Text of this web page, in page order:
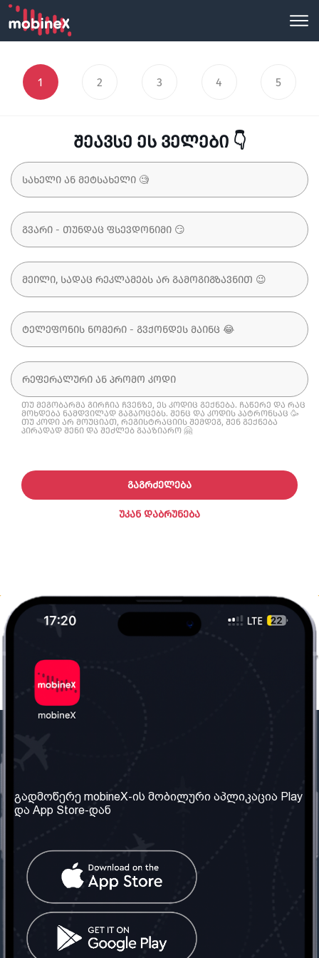
1 2 3 4 5
შეავსე ეს ველები 👇
თუ მეგობარმა გირჩია ჩვენზე, ეს კოდიც გექნება. ჩაწერე და რაც
მოხდება ნამდვილად გაგაოცებს. შენც და კოდის პატრონსაც 🥳
თუ კოდი არ მოუციათ, რეგისტრაციის შემდეგ, შენ გექნება
პირადად შენი და შეძლებ გააზიარო 🤗
ᲣᲙᲐᲜ ᲓᲐᲑᲠᲣᲜᲔᲑᲐ
ᲒᲐᲒᲠᲫᲔᲚᲔᲑᲐ
ჩვენ შესახებ
ჩვენი სერვისები
წესები და პირობები
კითხვები
კონტაქტი
საქართველო: თბილისი
ტელ: 032 2 04 00 50
სოციალური ქსელი
გადმოწერე mobineX-ის მობილური აპლიკაცია Play
და App Store-დან